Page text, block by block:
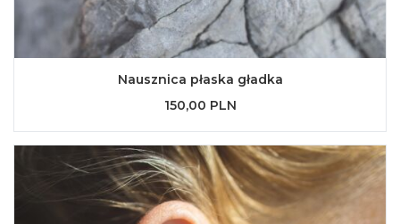
Nausznica płaska gładka
150,00 PLN